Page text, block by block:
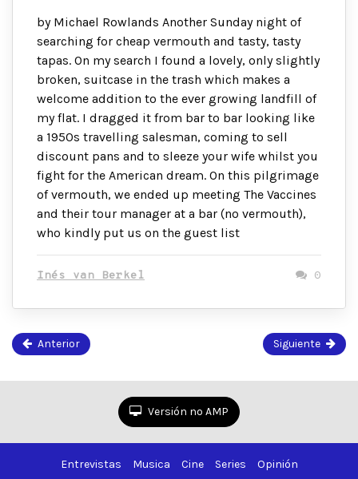
by Michael Rowlands Another Sunday night of
searching for cheap vermouth and tasty, tasty
tapas. On my search I found a lovely, only slightly
broken, suitcase in the trash which makes a
welcome addition to the ever growing landfill of
my flat. I dragged it from bar to bar looking like
a 1950s travelling salesman, coming to sell
discount pans and to sleeze your wife whilst you
fight for the American dream. On this pilgrimage
of vermouth, we ended up meeting The Vaccines
and their tour manager at a bar (no vermouth),
who kindly put us on the guest list
Inés van Berkel 0
Anterior
51
67
Siguiente
Versión no AMP
Entrevistas Musica Cine Series Opinión